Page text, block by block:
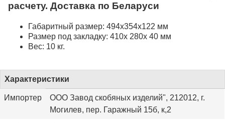
расчету. Доставка по Беларуси
Габаритный размер: 494x354x122 мм
Размер под закладку: 410x 280x 40 мм
Вес: 10 кг.
Характеристики
Импортер
ООО Завод скобяных изделий", 212012, г.
Могилев, пер. Гаражный 15б, к,2